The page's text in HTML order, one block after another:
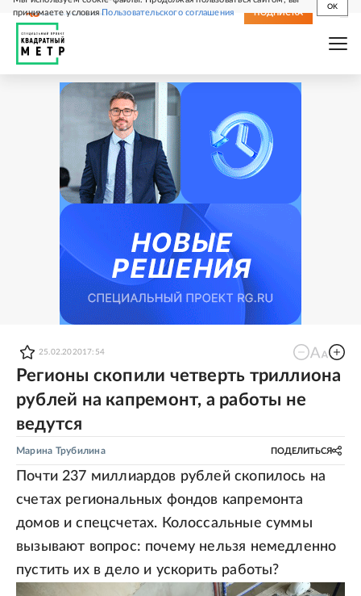
принимаете условияПользовательского соглашения
OK
СВЕЖИЙ НОМЕР ПОДПИСКА
25.02.202017:54
Регионы скопили четверть триллиона
рублей на капремонт, а работы не
ведутся
Марина Трубилина ПОДЕЛИТЬСЯ
Почти 237 миллиардов рублей скопилось на
счетах региональных фондов капремонта
домов и спецсчетах. Колоссальные суммы
вызывают вопрос: почему нельзя немедленно
пустить их в дело и ускорить работы?